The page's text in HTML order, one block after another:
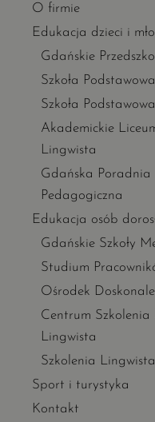
O firmie
Edukacja dzieci i
Gdańskie
Szkoła
Szkoła
Akademickie
Lingwista
Gdańska Poradnia
Pedagogiczna
Edukacja osób
Gdańskie Szkoły
Studium
Ośrodek
Centrum
Lingwista
Szkolenia
Sport i turystyka
Kontakt